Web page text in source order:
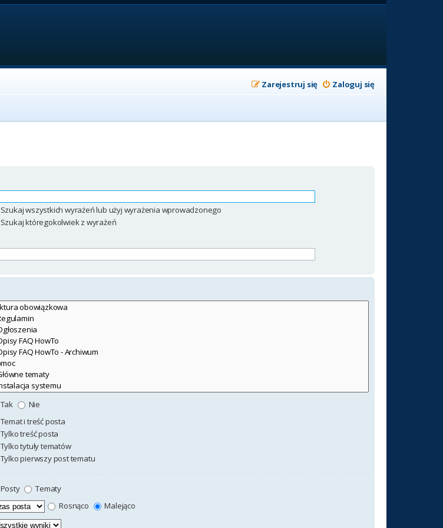
Zaloguj się
Zarejestruj się
Szukaj wszystkich wyrażeń lub użyj wyrażenia wprowadzonego
Szukaj któregokolwiek z wyrażeń
Tak
Nie
Temat i treść posta
Tylko treść posta
Tylko tytuły tematów
Tylko pierwszy post tematu
Posty
Tematy
Rosnąco
Malejąco